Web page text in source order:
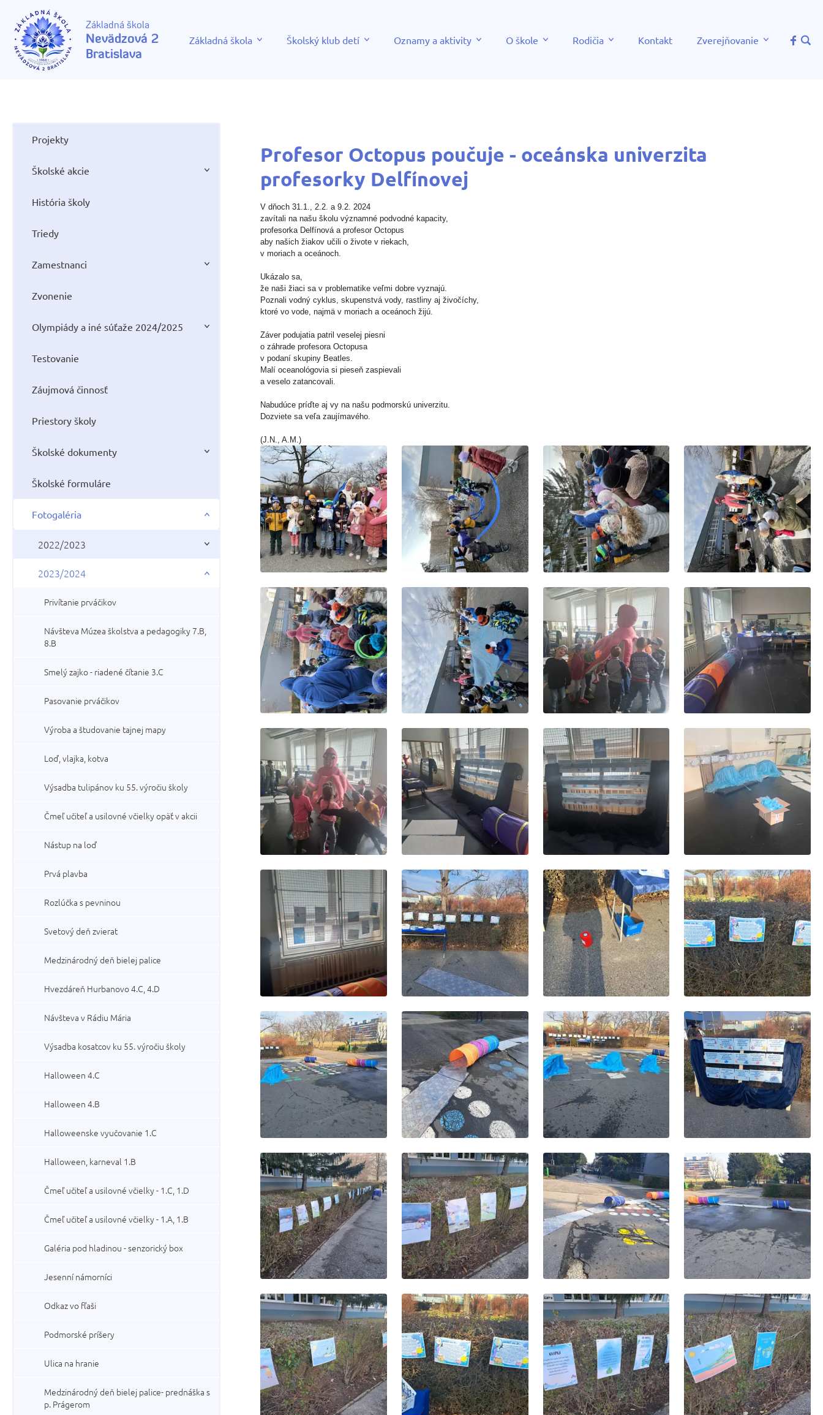
Základná škola
Nevädzová 2
Bratislava
Základná škola Školský klub detí Oznamy a aktivity O škole Rodičia Kontakt Zverejňovanie
Profesor Octopus poučuje - oceánska univerzita
profesorky Delfínovej
V dňoch 31.1., 2.2. a 9.2. 2024
zavítali na našu školu významné podvodné kapacity,
profesorka Delfínová a profesor Octopus
aby našich žiakov učili o živote v riekach,
v moriach a oceánoch.
Ukázalo sa,
že naši žiaci sa v problematike veľmi dobre vyznajú.
Poznali vodný cyklus, skupenstvá vody, rastliny aj živočíchy,
ktoré vo vode, najmä v moriach a oceánoch žijú.
Záver podujatia patril veselej piesni
o záhrade profesora Octopusa
v podaní skupiny Beatles.
Malí oceanológovia si pieseň zaspievali
a veselo zatancovali.
Nabudúce príďte aj vy na našu podmorskú univerzitu.
Dozviete sa veľa zaujímavého.
(J.N., A.M.)
Projekty
Školské akcie
História školy
Triedy
Zamestnanci
Zvonenie
Olympiády a iné súťaže 2024/2025
Testovanie
Záujmová činnosť
Priestory školy
Školské dokumenty
Školské formuláre
Fotogaléria
2022/2023
2023/2024
Privítanie prváčikov
Návšteva Múzea školstva a pedagogiky 7.B,
8.B
Smelý zajko - riadené čítanie 3.C
Pasovanie prváčikov
Výroba a študovanie tajnej mapy
Loď, vlajka, kotva
Výsadba tulipánov ku 55. výročiu školy
Čmeľ učiteľ a usilovné včielky opäť v akcii
Nástup na loď
Prvá plavba
Rozlúčka s pevninou
Svetový deň zvierat
Medzinárodný deň bielej palice
Hvezdáreň Hurbanovo 4.C, 4.D
Návšteva v Rádiu Mária
Výsadba kosatcov ku 55. výročiu školy
Halloween 4.C
Halloween 4.B
Halloweenske vyučovanie 1.C
Halloween, karneval 1.B
Čmeľ učiteľ a usilovné včielky - 1.C, 1.D
Čmeľ učiteľ a usilovné včielky - 1.A, 1.B
Galéria pod hladinou - senzorický box
Jesenní námorníci
Odkaz vo fľaši
Podmorské príšery
Ulica na hranie
Medzinárodný deň bielej palice- prednáška s
p. Prágerom